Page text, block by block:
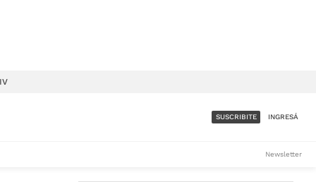
SUSCRIBITE INGRESÁ
Newsletter